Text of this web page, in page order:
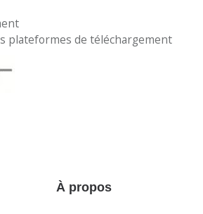
plateformes de téléchargement
À propos